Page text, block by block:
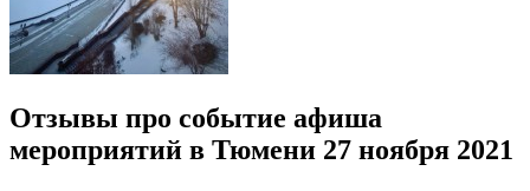
Отзывы про событие афиша
мероприятий в Тюмени 27 ноября 2021